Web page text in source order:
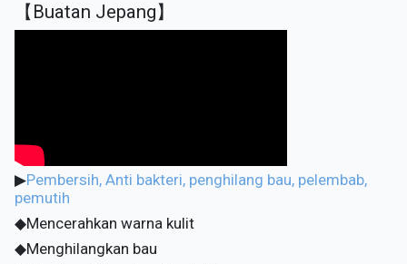
【Buatan Jepang】
▶Pembersih, Anti bakteri, penghilang bau, pelembab,
pemutih
◆Mencerahkan warna kulit
◆Menghilangkan bau